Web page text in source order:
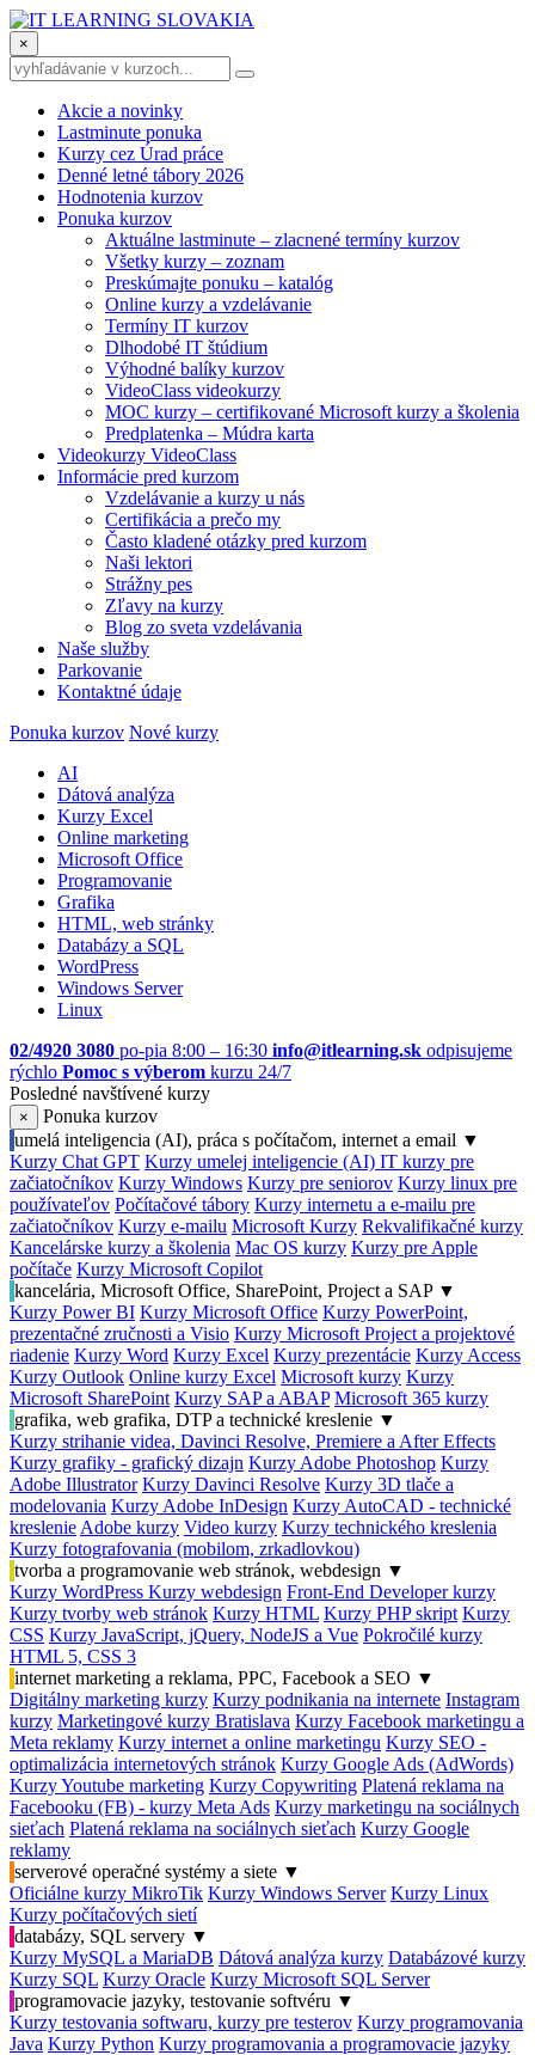
×
Akcie a novinky
Lastminute ponuka
Kurzy cez Úrad práce
Denné letné tábory 2026
Hodnotenia kurzov
Ponuka kurzov
Aktuálne lastminute – zlacnené termíny kurzov
Všetky kurzy – zoznam
Preskúmajte ponuku – katalóg
Online kurzy a vzdelávanie
Termíny IT kurzov
Dlhodobé IT štúdium
Výhodné balíky kurzov
VideoClass videokurzy
MOC kurzy – certifikované Microsoft kurzy a školenia
Predplatenka – Múdra karta
Videokurzy VideoClass
Informácie pred kurzom
Vzdelávanie a kurzy u nás
Certifikácia a prečo my
Často kladené otázky pred kurzom
Naši lektori
Strážny pes
Zľavy na kurzy
Blog zo sveta vzdelávania
Naše služby
Parkovanie
Kontaktné údaje
Ponuka kurzov Nové kurzy
AI
Dátová analýza
Kurzy Excel
Online marketing
Microsoft Office
Programovanie
Grafika
HTML, web stránky
Databázy a SQL
WordPress
Windows Server
Linux
02/4920 3080 po-pia 8:00 – 16:30 info@itlearning.sk odpisujeme
rýchlo Pomoc s výberom kurzu 24/7
Posledné navštívené kurzy
×
Ponuka kurzov
umelá inteligencia (AI), práca s počítačom, internet a email ▼
Kurzy Chat GPT Kurzy umelej inteligencie (AI) IT kurzy pre
začiatočníkov Kurzy Windows Kurzy pre seniorov Kurzy linux pre
používateľov Počítačové tábory Kurzy internetu a e-mailu pre
začiatočníkov Kurzy e-mailu Microsoft Kurzy Rekvalifikačné kurzy
Kancelárske kurzy a školenia Mac OS kurzy Kurzy pre Apple
počítače Kurzy Microsoft Copilot
kancelária, Microsoft Office, SharePoint, Project a SAP ▼
Kurzy Power BI Kurzy Microsoft Office Kurzy PowerPoint,
prezentačné zručnosti a Visio Kurzy Microsoft Project a projektové
riadenie Kurzy Word Kurzy Excel Kurzy prezentácie Kurzy Access
Kurzy Outlook Online kurzy Excel Microsoft kurzy Kurzy
Microsoft SharePoint Kurzy SAP a ABAP Microsoft 365 kurzy
grafika, web grafika, DTP a technické kreslenie ▼
Kurzy strihanie videa, Davinci Resolve, Premiere a After Effects
Kurzy grafiky - grafický dizajn Kurzy Adobe Photoshop Kurzy
Adobe Illustrator Kurzy Davinci Resolve Kurzy 3D tlače a
modelovania Kurzy Adobe InDesign Kurzy AutoCAD - technické
kreslenie Adobe kurzy Video kurzy Kurzy technického kreslenia
Kurzy fotografovania (mobilom, zrkadlovkou)
tvorba a programovanie web stránok, webdesign ▼
Kurzy WordPress Kurzy webdesign Front-End Developer kurzy
Kurzy tvorby web stránok Kurzy HTML Kurzy PHP skript Kurzy
CSS Kurzy JavaScript, jQuery, NodeJS a Vue Pokročilé kurzy
HTML 5, CSS 3
internet marketing a reklama, PPC, Facebook a SEO ▼
Digitálny marketing kurzy Kurzy podnikania na internete Instagram
kurzy Marketingové kurzy Bratislava Kurzy Facebook marketingu a
Meta reklamy Kurzy internet a online marketingu Kurzy SEO -
optimalizácia internetových stránok Kurzy Google Ads (AdWords)
Kurzy Youtube marketing Kurzy Copywriting Platená reklama na
Facebooku (FB) - kurzy Meta Ads Kurzy marketingu na sociálnych
sieťach Platená reklama na sociálnych sieťach Kurzy Google
reklamy
serverové operačné systémy a siete ▼
Oficiálne kurzy MikroTik Kurzy Windows Server Kurzy Linux
Kurzy počítačových sietí
databázy, SQL servery ▼
Kurzy MySQL a MariaDB Dátová analýza kurzy Databázové kurzy
Kurzy SQL Kurzy Oracle Kurzy Microsoft SQL Server
programovacie jazyky, testovanie softvéru ▼
Kurzy testovania softwaru, kurzy pre testerov Kurzy programovania
Java Kurzy Python Kurzy programovania a programovacie jazyky